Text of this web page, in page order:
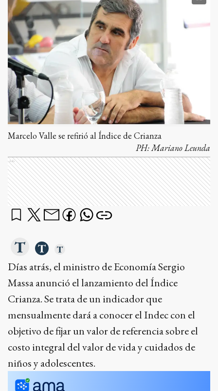
Marcelo Valle se refirió al Índice de Crianza
PH:Mariano Leunda
Ads
Días atrás, el ministro de Economía Sergio
Massa anunció el lanzamiento del Índice
Crianza. Se trata de un indicador que
mensualmente dará a conocer el Indec con el
objetivo de fijar un valor de referencia sobre el
costo integral del valor de vida y cuidados de
niños y adolescentes.